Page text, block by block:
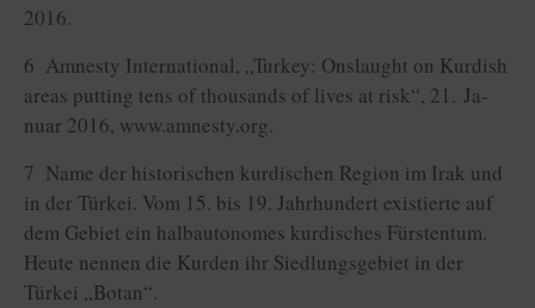
2016.
6 Amnesty International, „Turkey: Onslaught on Kurdish
areas putting tens of thousands of lives at risk“, 21. Ja­
nuar 2016, www.amnesty.org.
7 Name der historischen kurdischen Region im Irak und
in der Türkei. Vom 15. bis 19. Jahrhundert existierte auf
dem Gebiet ein halbautonomes kurdisches Fürstentum.
Heute nennen die Kurden ihr Siedlungsgebiet in der
Türkei „Botan“.